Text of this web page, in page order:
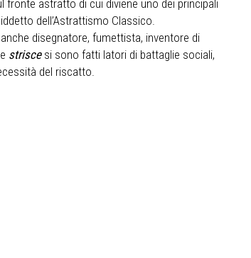
fronte astratto di cui diviene uno dei principali
dell’Astrattismo Classico.
disegnatore, fumettista, inventore di
striscesi sono fatti latori di battaglie sociali,
del riscatto.